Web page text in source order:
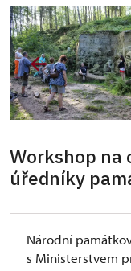
zámek
Budeme
hodnotu
vyprávění
i umění
Cílová
programů v
Kurzovné:
Poplatek
Středa 21. 8.
13:30
Workshop na
úředníky
Národní
s Ministerstvem